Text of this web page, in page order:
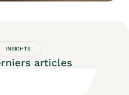
INSIGHTS
articles